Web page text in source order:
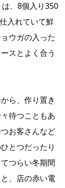
、8個入り350
入れていて鮮
ウガの入った
スとよく合う
ら、作り置き
待つこともあ
お客さんなど
とつだったり
つらい冬期間
、店の赤い電